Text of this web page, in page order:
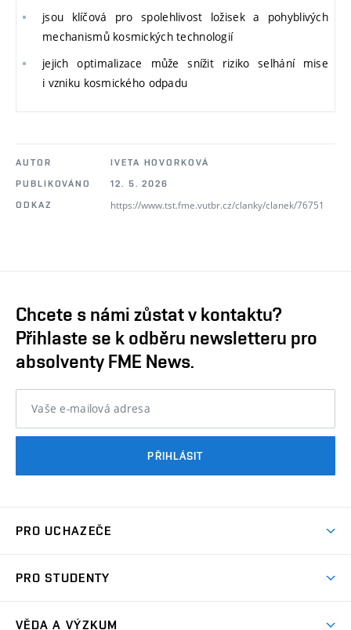
jsou klíčová pro spolehlivost ložisek a pohyblivých
mechanismů kosmických technologií
jejich optimalizace může snížit riziko selhání mise
i vzniku kosmického odpadu
AUTOR
IVETA HOVORKOVÁ
PUBLIKOVÁNO
12. 5. 2026
ODKAZ
https://www.tst.fme.vutbr.cz/clanky/clanek/76751
Chcete s námi zůstat v kontaktu?
Přihlaste se k odběru newsletteru pro
absolventy FME News.
Vaše e-mailová adresa
PŘIHLÁSIT
PRO UCHAZEČE
Ambasadoři studia
PRO STUDENTY
VĚDA A VÝZKUM